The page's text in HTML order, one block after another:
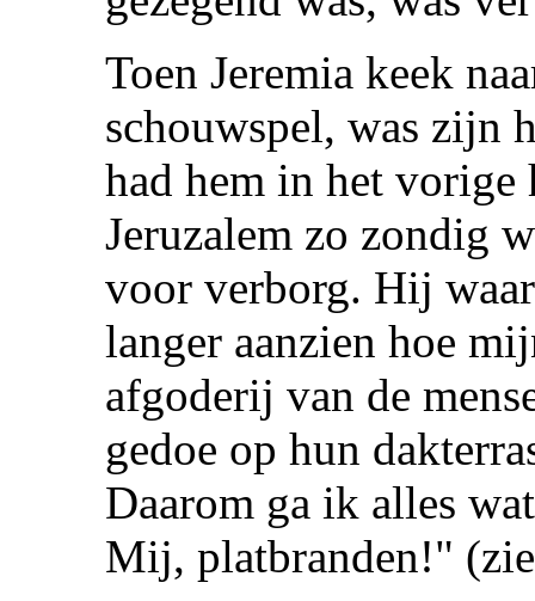
Toen Jeremia keek
schouwspel, was zijn
had hem in het
Jeruzalem zo zondig
voor verborg. Hij
langer aanzien hoe
afgoderij van de
gedoe op hun
Daarom ga ik alles
Mij, platbranden!"